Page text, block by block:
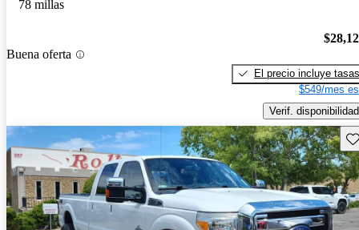
78 millas
Buena oferta
El precio incluye tasas
$549/mes
Verif. disponibilidad